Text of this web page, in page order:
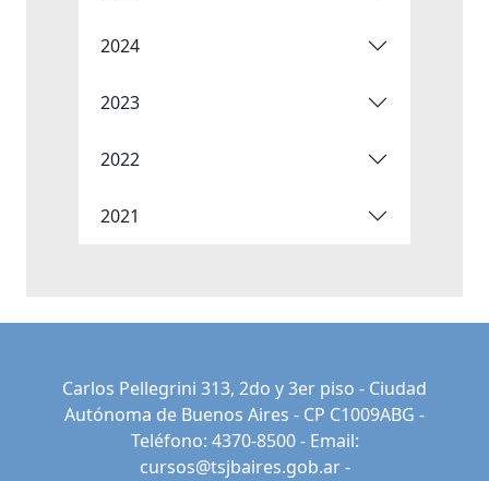
2024
2023
2022
2021
Carlos Pellegrini 313, 2do y 3er piso - Ciudad
Autónoma de Buenos Aires - CP C1009ABG -
Teléfono: 4370-8500 - Email:
cursos@tsjbaires.gob.ar-